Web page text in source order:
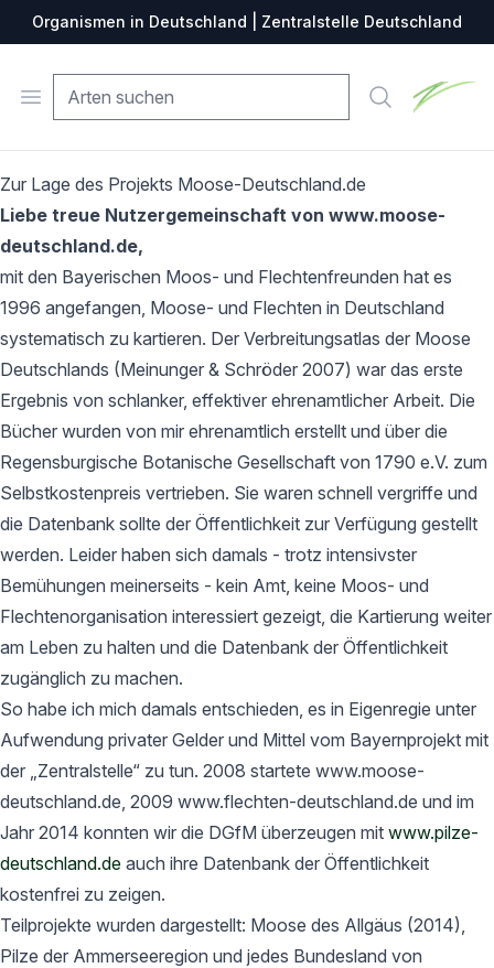
Organismen in Deutschland | Zentralstelle Deutschland
Open menu Suche
Zur Lage des Projekts Moose-Deutschland.de
Liebe treue Nutzergemeinschaft von www.moose-
deutschland.de,
mit den Bayerischen Moos- und Flechtenfreunden hat es
1996 angefangen, Moose- und Flechten in Deutschland
systematisch zu kartieren. Der Verbreitungsatlas der Moose
Deutschlands (Meinunger & Schröder 2007) war das erste
Ergebnis von schlanker, effektiver ehrenamtlicher Arbeit. Die
Bücher wurden von mir ehrenamtlich erstellt und über die
Regensburgische Botanische Gesellschaft von 1790 e.V. zum
Selbstkostenpreis vertrieben. Sie waren schnell vergriffe und
die Datenbank sollte der Öffentlichkeit zur Verfügung gestellt
werden. Leider haben sich damals - trotz intensivster
Bemühungen meinerseits - kein Amt, keine Moos- und
Flechtenorganisation interessiert gezeigt, die Kartierung weiter
am Leben zu halten und die Datenbank der Öffentlichkeit
zugänglich zu machen.
So habe ich mich damals entschieden, es in Eigenregie unter
Aufwendung privater Gelder und Mittel vom Bayernprojekt mit
der „Zentralstelle“ zu tun. 2008 startete www.moose-
deutschland.de, 2009 www.flechten-deutschland.de und im
Jahr 2014 konnten wir die DGfM überzeugen mit www.pilze-
deutschland.de auch ihre Datenbank der Öffentlichkeit
kostenfrei zu zeigen.
Teilprojekte wurden dargestellt: Moose des Allgäus (2014),
Pilze der Ammerseeregion und jedes Bundesland von